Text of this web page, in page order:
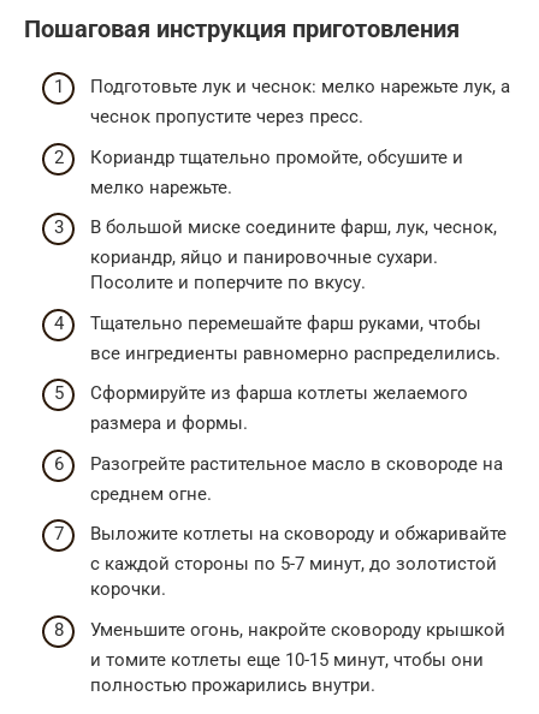
Пошаговая инструкция приготовления
Подготовьте лук и чеснок: мелко нарежьте лук, а
чеснок пропустите через пресс.
Кориандр тщательно промойте, обсушите и
мелко нарежьте.
В большой миске соедините фарш, лук, чеснок,
кориандр, яйцо и панировочные сухари.
Посолите и поперчите по вкусу.
Тщательно перемешайте фарш руками, чтобы
все ингредиенты равномерно распределились.
Сформируйте из фарша котлеты желаемого
размера и формы.
Разогрейте растительное масло в сковороде на
среднем огне.
Выложите котлеты на сковороду и обжаривайте
с каждой стороны по 5-7 минут, до золотистой
корочки.
Уменьшите огонь, накройте сковороду крышкой
и томите котлеты еще 10-15 минут, чтобы они
полностью прожарились внутри.